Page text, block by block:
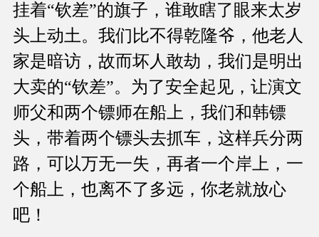
挂着“钦差”的旗子，谁敢瞎了眼来太岁
头上动土。我们比不得乾隆爷，他老人
家是暗访，故而坏人敢劫，我们是明出
大卖的“钦差”。为了安全起见，让演文
师父和两个镖师在船上，我们和韩镖
头，带着两个镖头去抓车，这样兵分两
路，可以万无一失，再者一个岸上，一
个船上，也离不了多远，你老就放心
吧！